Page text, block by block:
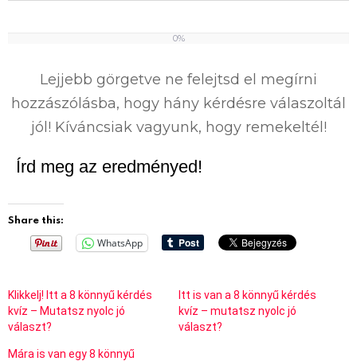
0%
Lejjebb görgetve ne felejtsd el megírni
hozzászólásba, hogy hány kérdésre válaszoltál
jól! Kíváncsiak vagyunk, hogy remekeltél!
Írd meg az eredményed!
Share this:
WhatsApp
Klikkelj! Itt a 8 könnyű kérdés
kvíz – Mutatsz nyolc jó
választ?
Itt is van a 8 könnyű kérdés
kvíz – mutatsz nyolc jó
választ?
Mára is van egy 8 könnyű